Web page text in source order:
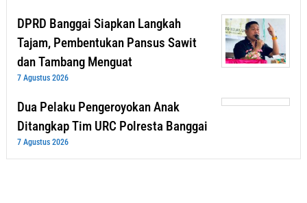
DPRD Banggai Siapkan Langkah
Tajam, Pembentukan Pansus Sawit
dan Tambang Menguat
7 Agustus 2026
Dua Pelaku Pengeroyokan Anak
Ditangkap Tim URC Polresta Banggai
7 Agustus 2026